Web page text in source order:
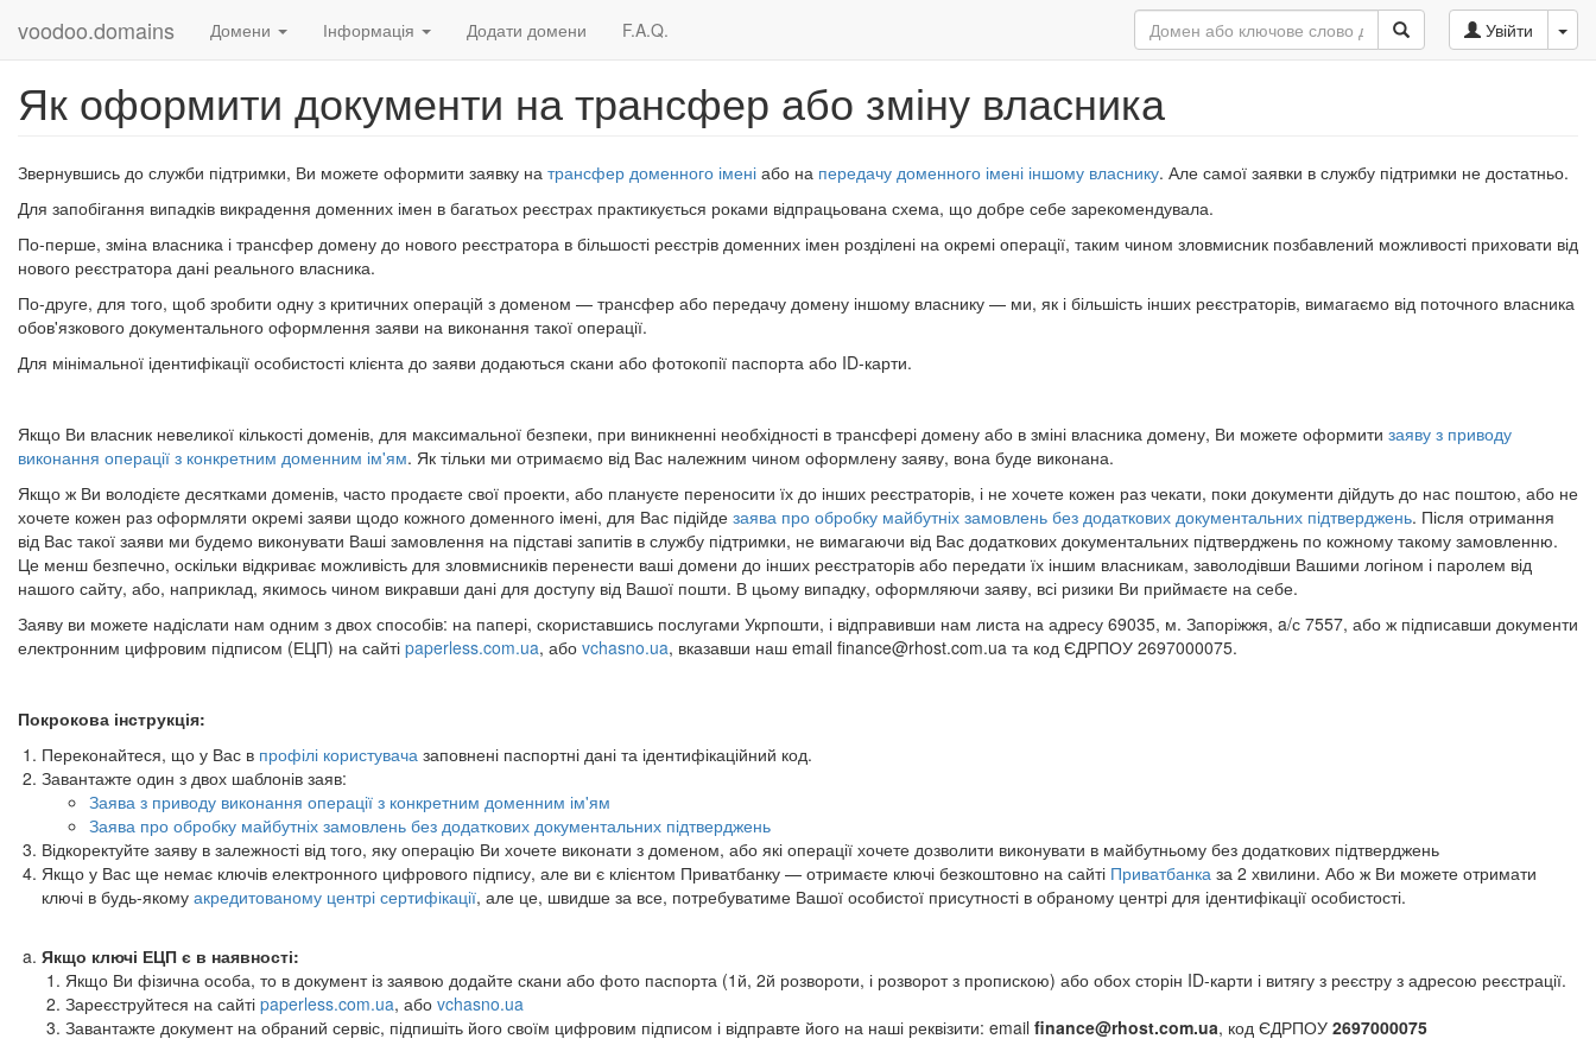
voodoo.domains Увійти
Домени Інформація Додати домени F.A.Q.
Як оформити документи на трансфер або зміну власника
Звернувшись до служби підтримки, Ви можете оформити заявку на трансфер доменного імені або на передачу доменного імені іншому власнику. Але самої заявки в службу підтримки не достатньо.
Для запобігання випадків викрадення доменних імен в багатьох реєстрах практикується роками відпрацьована схема, що добре себе зарекомендувала.
По-перше, зміна власника і трансфер домену до нового реєстратора в більшості реєстрів доменних імен розділені на окремі операції, таким чином зловмисник позбавлений можливості приховати від
нового реєстратора дані реального власника.
По-друге, для того, щоб зробити одну з критичних операцій з доменом — трансфер або передачу домену іншому власнику — ми, як і більшість інших реєстраторів, вимагаємо від поточного власника
обов'язкового документального оформлення заяви на виконання такої операції.
Для мінімальної ідентифікації особистості клієнта до заяви додаються скани або фотокопії паспорта або ID-карти.
Якщо Ви власник невеликої кількості доменів, для максимальної безпеки, при виникненні необхідності в трансфері домену або в зміні власника домену, Ви можете оформити заяву з приводу
виконання операції з конкретним доменним ім'ям. Як тільки ми отримаємо від Вас належним чином оформлену заяву, вона буде виконана.
Якщо ж Ви володієте десятками доменів, часто продаєте свої проекти, або плануєте переносити їх до інших реєстраторів, і не хочете кожен раз чекати, поки документи дійдуть до нас поштою, або не
хочете кожен раз оформляти окремі заяви щодо кожного доменного імені, для Вас підійде заява про обробку майбутніх замовлень без додаткових документальних підтверджень. Після отримання
від Вас такої заяви ми будемо виконувати Ваші замовлення на підставі запитів в службу підтримки, не вимагаючи від Вас додаткових документальних підтверджень по кожному такому замовленню.
Це менш безпечно, оскільки відкриває можливість для зловмисників перенести ваші домени до інших реєстраторів або передати їх іншим власникам, заволодівши Вашими логіном і паролем від
нашого сайту, або, наприклад, якимось чином викравши дані для доступу від Вашої пошти. В цьому випадку, оформляючи заяву, всі ризики Ви приймаєте на себе.
Заяву ви можете надіслати нам одним з двох способів: на папері, скориставшись послугами Укрпошти, і відправивши нам листа на адресу 69035, м. Запоріжжя, a/с 7557, або ж підписавши документи
електронним цифровим підписом (ЕЦП) на сайті paperless.com.ua, або vchasno.ua, вказавши наш email finance@rhost.com.ua та код ЄДРПОУ 2697000075.
Покрокова інструкція:
Переконайтеся, що у Вас в профілі користувача заповнені паспортні дані та ідентифікаційний код.
Завантажте один з двох шаблонів заяв:
Заява з приводу виконання операції з конкретним доменним ім'ям
Заява про обробку майбутніх замовлень без додаткових документальних підтверджень
Відкоректуйте заяву в залежності від того, яку операцію Ви хочете виконати з доменом, або які операції хочете дозволити виконувати в майбутньому без додаткових підтверджень
Якщо у Вас ще немає ключів електронного цифрового підпису, але ви є клієнтом Приватбанку — отримаєте ключі безкоштовно на сайті Приватбанка за 2 хвилини. Або ж Ви можете отримати
ключі в будь-якому акредитованому центрі сертифікації, але це, швидше за все, потребуватиме Вашої особистої присутності в обраному центрі для ідентифікації особистості.
Якщо ключі ЕЦП є в наявності:
Якщо Ви фізична особа, то в документ із заявою додайте скани або фото паспорта (1й, 2й розвороти, і розворот з пропискою) або обох сторін ID-карти і витягу з реєстру з адресою реєстрації.
Зареєструйтеся на сайті paperless.com.ua, або vchasno.ua
Завантажте документ на обраний сервіс, підпишіть його своїм цифровим підписом і відправте його на наші реквізити: email finance@rhost.com.ua, код ЄДРПОУ 2697000075